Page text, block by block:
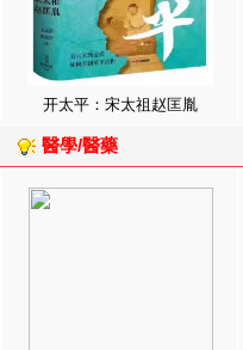
开太平：宋太祖赵匡胤
醫學/醫藥